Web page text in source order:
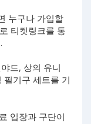
누구나 가입할
티켓링크를 통
드, 상의 유니
필기구 세트를 기
입장과 구단이